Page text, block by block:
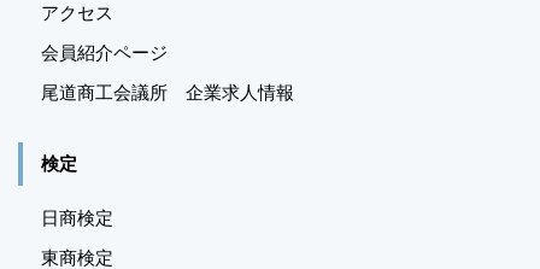
アクセス
会員紹介ページ
尾道商工会議所 企業求人情報
検定
日商検定
東商検定